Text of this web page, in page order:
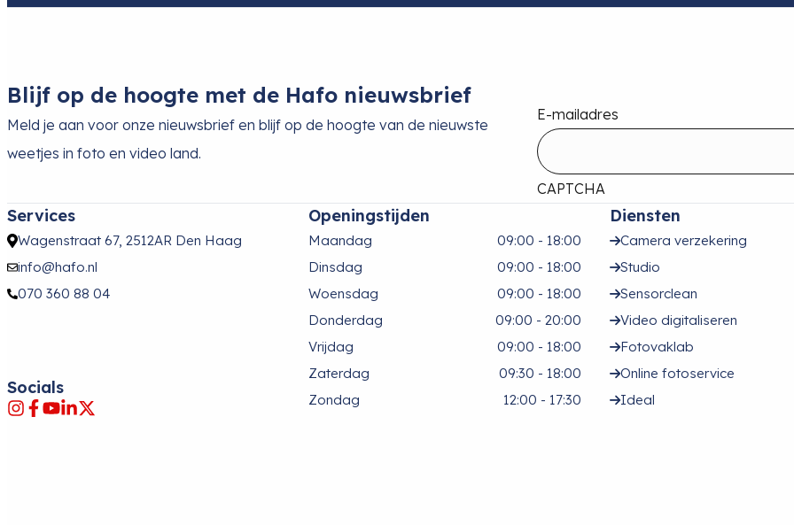
Blijf op de hoogte met de Hafo nieuwsbrief
Meld je aan voor onze nieuwsbrief en blijf op de hoogte van de nieuwste
weetjes in foto en video land.
E-mailadres
CAPTCHA
Services
Wagenstraat 67, 2512AR Den Haag
info@hafo.nl
070 360 88 04
Socials
Openingstijden
Maandag
09:00 - 18:00
Dinsdag
09:00 - 18:00
Woensdag
09:00 - 18:00
Donderdag
09:00 - 20:00
Vrijdag
09:00 - 18:00
Zaterdag
09:30 - 18:00
Zondag
12:00 - 17:30
Diensten
Camera verzekering
Studio
Sensorclean
Video digitaliseren
Fotovaklab
Online fotoservice
Ideal